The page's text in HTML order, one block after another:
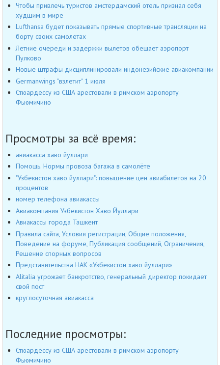
Чтобы привлечь туристов амстердамский отель признал себя
худшим в мире
Lufthansa будет показывать прямые спортивные трансляции на
борту своих самолетах
Летние очереди и задержки вылетов обещает аэропорт
Пулково
Новые штрафы дисциплинировали индонезийские авиакомпании
Germanwings "взлетит" 1 июля
Стюардессу из США арестовали в римском аэропорту
Фьюмичино
Просмотры за всё время:
авиакасса хаво йуллари
Помощь. Нормы провоза багажа в самолёте
"Узбекистон хаво йуллари": повышение цен авиабилетов на 20
процентов
номер телефона авиакассы
Авиакомпания Узбекистон Хаво Йуллари
Авиакассы города Ташкент
Правила сайта, Условия регистрации, Общие положения,
Поведение на форуме, Публикация сообщений, Ограничения,
Решение спорных вопросов
Представительства НАК «Узбекистон хаво йуллари»
Alitalia угрожает банкротство, генеральный директор покидает
свой пост
круглосуточная авиакасса
Последние просмотры:
Стюардессу из США арестовали в римском аэропорту
Фьюмичино